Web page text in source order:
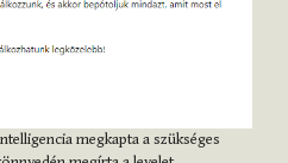
megkapta a szükséges